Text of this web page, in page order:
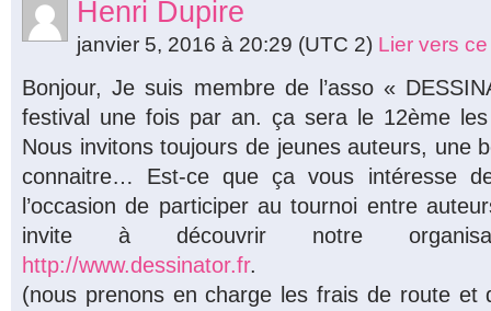
Henri Dupire
janvier 5, 2016 à 20:29 (UTC 2) Lier vers
Bonjour, Je suis membre de l’asso «
festival une fois par an. ça sera le 12ème
Nous invitons toujours de jeunes auteurs, une
connaitre… Est-ce que ça vous intéresse
l’occasion de participer au tournoi entre
invite à découvrir notre
http://www.dessinator.fr.
(nous prenons en charge les frais de route et